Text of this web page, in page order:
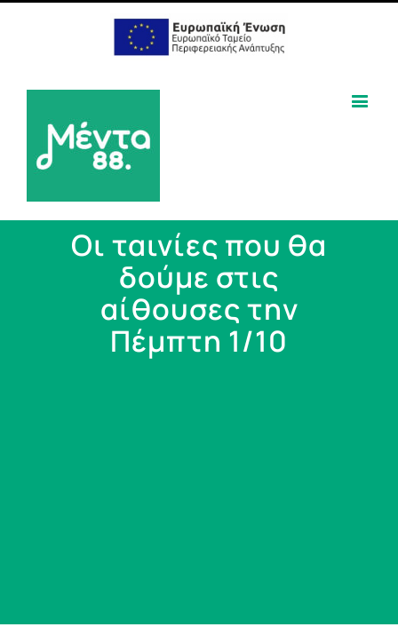
Οι ταινίες που θα
δούμε στις
αίθουσες την
Πέμπτη 1/10